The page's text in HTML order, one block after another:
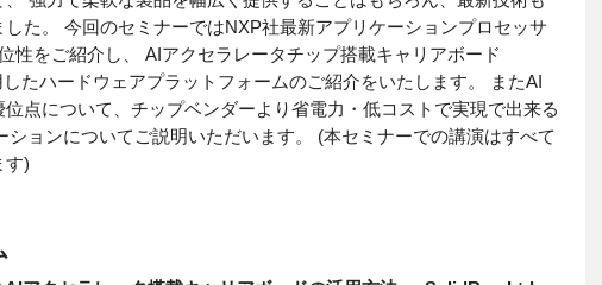
た。 今回のセミナーではNXP社最新アプリケーションプロセッサ
性をご紹介し、 AIアクセラレータチップ搭載キャリアボード
したハードウェアプラットフォームのご紹介をいたします。 またAI
点について、チップベンダーより省電力・低コストで実現で出来る
ションについてご説明いただいます。 (本セミナーでの講演はすべて
す)